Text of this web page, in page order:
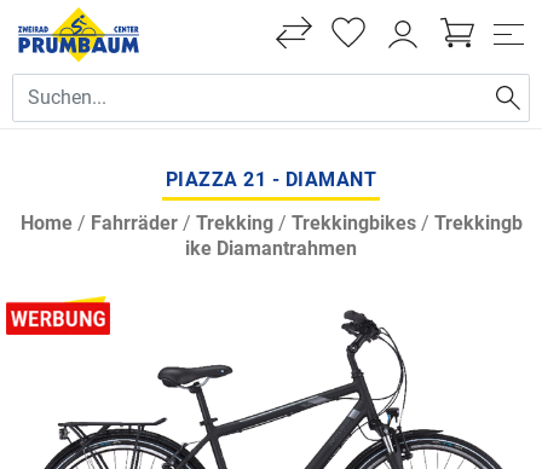
PIAZZA 21 - DIAMANT
Home/ Fahrräder/ Trekking/ Trekkingbikes/ Trekkingb
ike Diamantrahmen